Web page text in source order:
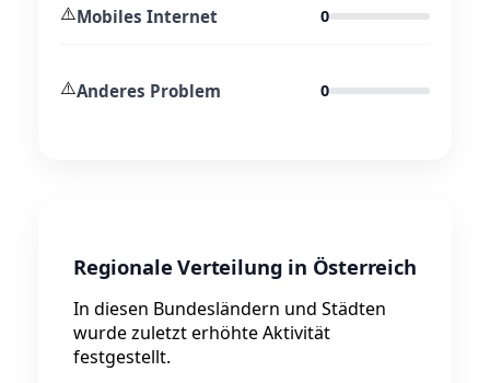
⚠️Mobiles Internet 0
⚠️Anderes Problem 0
Regionale Verteilung in Österreich
In diesen Bundesländern und Städten
wurde zuletzt erhöhte Aktivität
festgestellt.